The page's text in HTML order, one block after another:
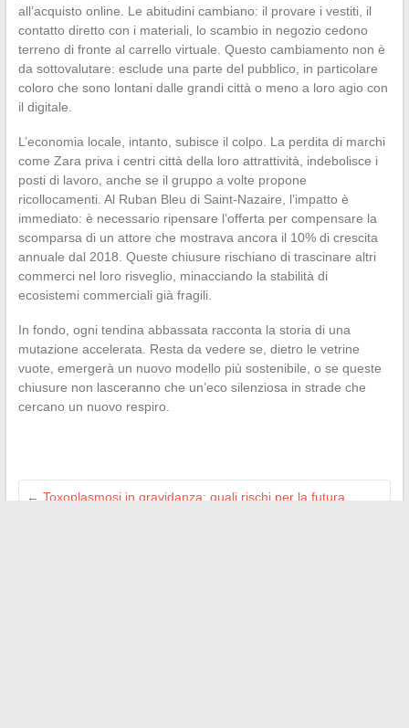
all’acquisto online. Le abitudini cambiano: il provare i vestiti, il
contatto diretto con i materiali, lo scambio in negozio cedono
terreno di fronte al carrello virtuale. Questo cambiamento non è
da sottovalutare: esclude una parte del pubblico, in particolare
coloro che sono lontani dalle grandi città o meno a loro agio con
il digitale.
L’economia locale, intanto, subisce il colpo. La perdita di marchi
come Zara priva i centri città della loro attrattività, indebolisce i
posti di lavoro, anche se il gruppo a volte propone
ricollocamenti. Al Ruban Bleu di Saint-Nazaire, l’impatto è
immediato: è necessario ripensare l’offerta per compensare la
scomparsa di un attore che mostrava ancora il 10% di crescita
annuale dal 2018. Queste chiusure rischiano di trascinare altri
commerci nel loro risveglio, minacciando la stabilità di
ecosistemi commerciali già fragili.
In fondo, ogni tendina abbassata racconta la storia di una
mutazione accelerata. Resta da vedere se, dietro le vetrine
vuote, emergerà un nuovo modello più sostenibile, o se queste
chiusure non lasceranno che un’eco silenziosa in strade che
cercano un nuovo respiro.
← Toxoplasmosi in gravidanza: quali rischi per la futura